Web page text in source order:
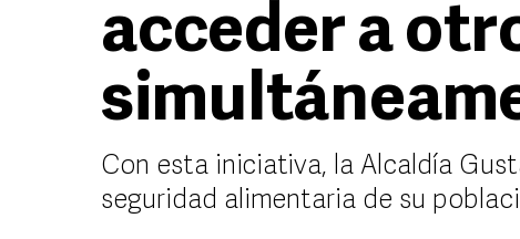
acceder a
Con esta iniciativa, la Alcaldía
seguridad alimentaria de su